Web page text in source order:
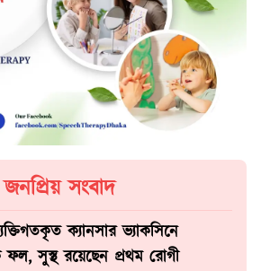
জনপ্রিয় সংবাদ
ক্যানসার ভ্যাকসিনে
ফল, সুস্থ রয়েছেন প্রথম রোগী